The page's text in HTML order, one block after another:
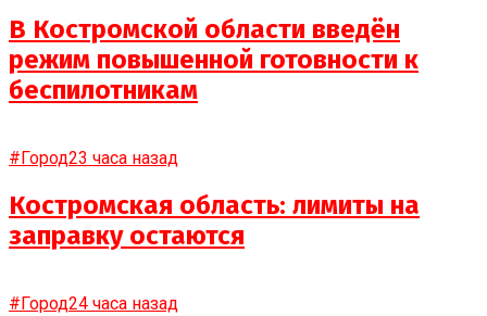
В Костромской области введён
режим повышенной готовности к
беспилотникам
#Город23 часа назад
Костромская область: лимиты на
заправку остаются
#Город24 часа назад